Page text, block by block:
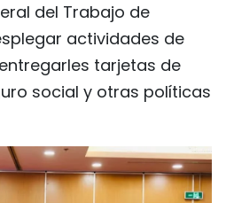
del Trabajo de
actividades de
tarjetas de
social y otras políticas